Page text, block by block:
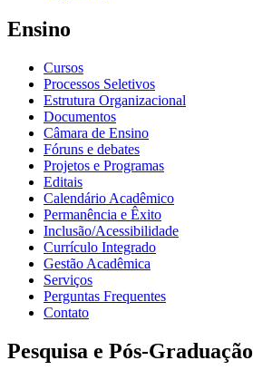
Ensino
Cursos
Processos Seletivos
Estrutura Organizacional
Documentos
Câmara de Ensino
Fóruns e debates
Projetos e Programas
Editais
Calendário Acadêmico
Permanência e Êxito
Inclusão/Acessibilidade
Currículo Integrado
Gestão Acadêmica
Serviços
Perguntas Frequentes
Contato
Pesquisa e Pós-Graduação